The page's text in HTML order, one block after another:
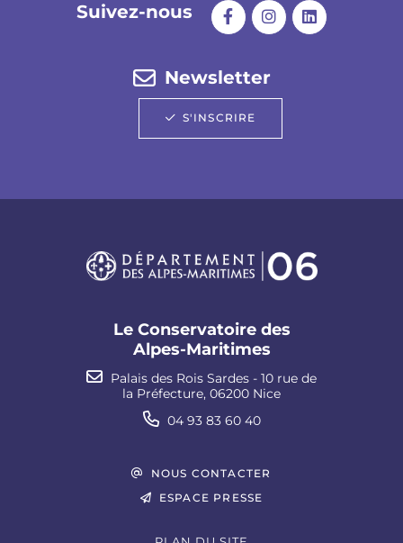
Suivez-nous
Newsletter
S'INSCRIRE
Le Conservatoire des
Alpes-Maritimes
Palais des Rois Sardes - 10 rue de
la Préfecture, 06200 Nice
04 93 83 60 40
NOUS CONTACTER
ESPACE PRESSE